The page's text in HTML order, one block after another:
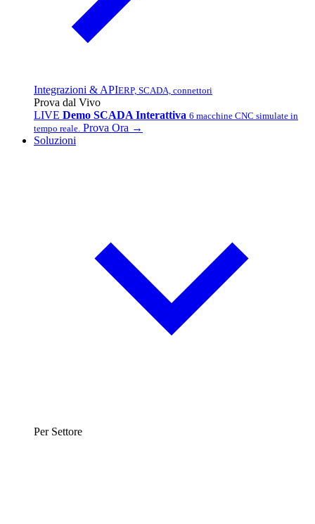
Integrazioni & APIERP, SCADA, connettori
Prova dal Vivo
LIVE Demo SCADA Interattiva 6 macchine CNC simulate in
tempo reale. Prova Ora →
Soluzioni
Per Settore